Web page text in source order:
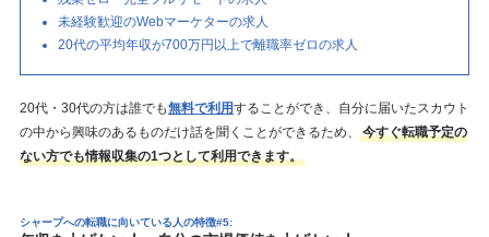
未経験歓迎のWebマーケターの求人
20代の平均年収が700万円以上で離職率ゼロの求人
20代・30代の方は誰でも無料で利用することができ、自分に届いたスカウト
の中から興味のあるものだけ話を聞くことができるため、
今すぐ転職予定の
ない方でも情報収集の1つとして利用できます。
シャープへの転職に向いている人の特徴#5: